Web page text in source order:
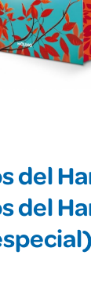
del
del